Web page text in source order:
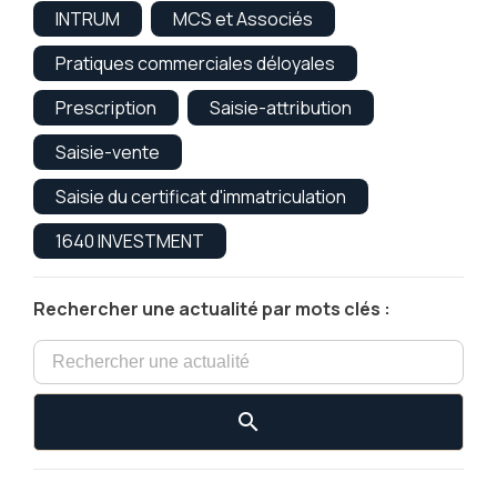
INTRUM
MCS et Associés
Pratiques commerciales déloyales
Prescription
Saisie-attribution
Saisie-vente
Saisie du certificat d'immatriculation
1640 INVESTMENT
Rechercher une actualité par mots clés :